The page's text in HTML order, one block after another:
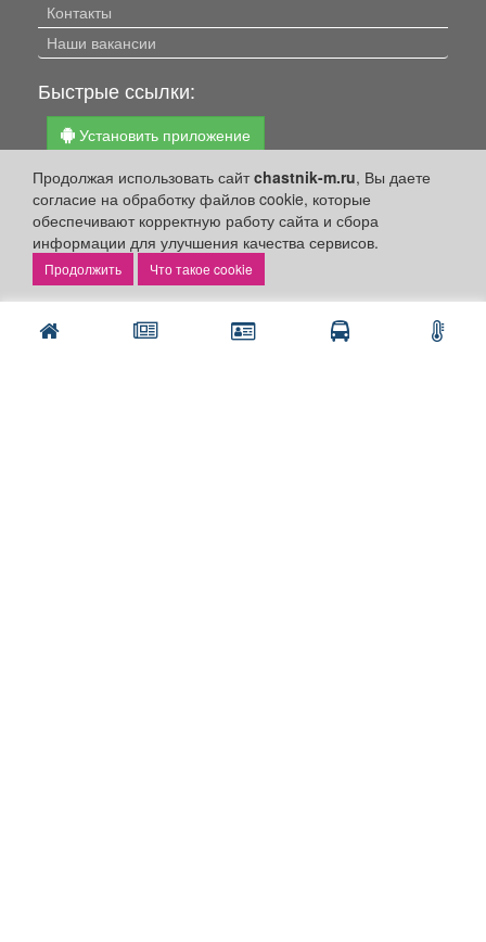
Продолжая использовать сайтchastnik-m.ru, Вы даете
согласие на обработку файлов cookie, которые
обеспечивают корректную работу сайта и сбора
информации для улучшения качества сервисов.
Что такое cookie
Контакты
Наши вакансии
Быстрые ссылки:
Установить приложение
Личный кабинет
Подать объявление
Подать объявление в газету
Поздравить
Рекламодателям: